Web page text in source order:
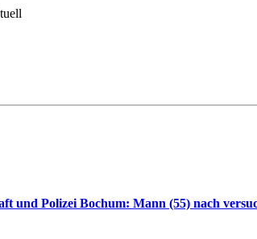
und Polizei Bochum: Mann (55) nach